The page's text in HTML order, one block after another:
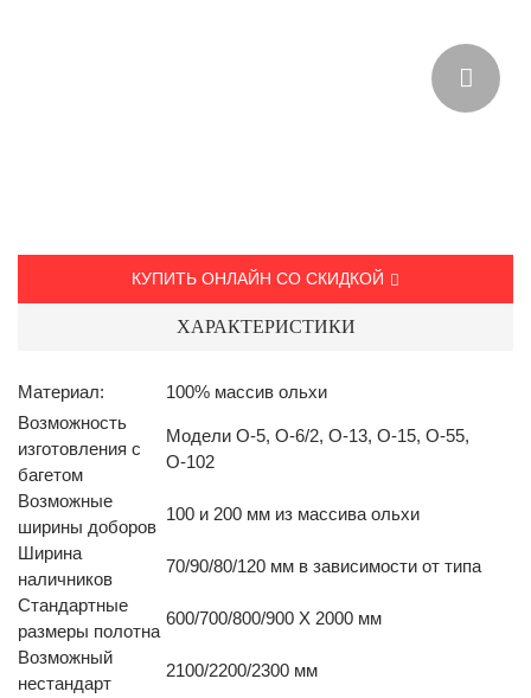
КУПИТЬ ОНЛАЙН СО СКИДКОЙ
ХАРАКТЕРИСТИКИ
Материал:
100% массив ольхи
Возможность
изготовления с
багетом
Модели О-5, О-6/2, О-13, О-15, О-55,
О-102
Возможные
ширины доборов
100 и 200 мм из массива ольхи
Ширина
наличников
70/90/80/120 мм в зависимости от типа
Стандартные
размеры полотна
600/700/800/900 Х 2000 мм
Возможный
нестандарт
2100/2200/2300 мм